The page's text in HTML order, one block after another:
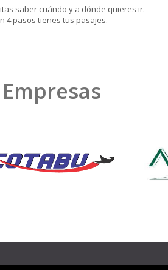
saber cuándo y a dónde quieres ir.
4 pasos tienes tus pasajes.
Empresas